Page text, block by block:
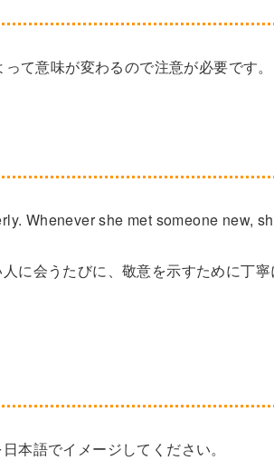
て意味が変わるので注意が必要です。
Whenever she met someone new,
に会うたびに、敬意を示すために丁
本語でイメージしてください。